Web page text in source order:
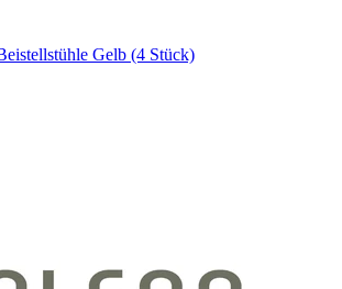
Gelb (4 Stück)